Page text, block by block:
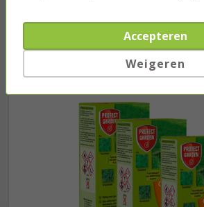
Je verwacht het niet
Turbo onkruidverdelger
3x 100ml) | Ook voor je gazon!
Accepteren
Weigeren